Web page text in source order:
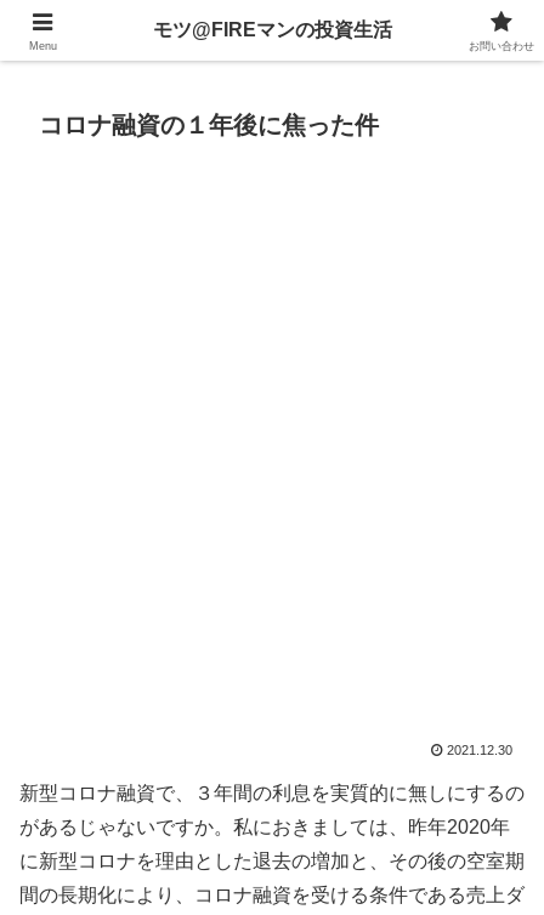
不動産、投資信託、暗号資産、株式、等々への投資について
コロナ融資の１年後に焦った件
2021.12.30
新型コロナ融資で、３年間の利息を実質的に無しにするの
があるじゃないですか。私におきましては、昨年2020年
に新型コロナを理由とした退去の増加と、その後の空室期
間の長期化により、コロナ融資を受ける条件である売上ダ
Menu
モツ@FIREマンの投資生活
お問い合わせ